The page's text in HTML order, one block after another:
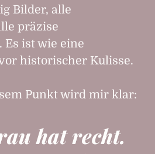
Bilder, alle
präzise
ist wie eine
historischer Kulisse.
Punkt wird mir klar:
hat recht.